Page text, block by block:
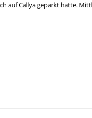
auf Callya geparkt hatte.